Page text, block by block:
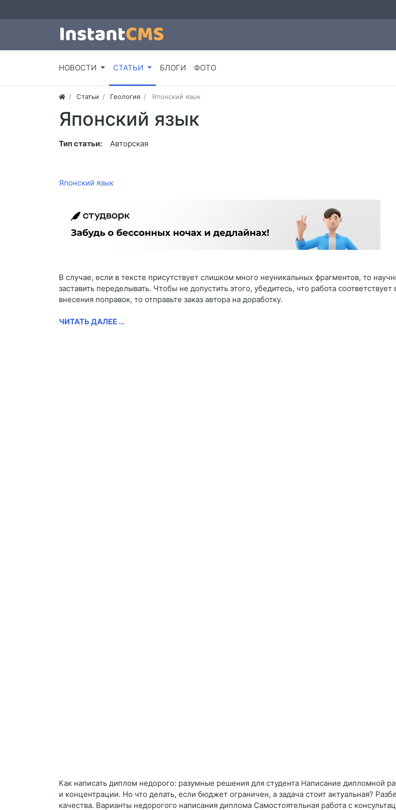
НОВОСТИ СТАТЬИ БЛОГИ ФОТО
Статьи Геология Японский язык
Японский язык
Тип статьи: Авторская
Японский язык
В случае, если в тексте присутствует слишком много неуникальных фрагментов, то
заставить переделывать. Чтобы не допустить этого, убедитесь, что работа
внесения поправок, то отправьте заказ автора на доработку.
ЧИТАТЬ ДАЛЕЕ ...
Как написать диплом недорого: разумные решения для студента Написание дипломной
и концентрации. Но что делать, если бюджет ограничен, а задача стоит актуальная?
качества. Варианты недорогого написания диплома Самостоятельная работа с